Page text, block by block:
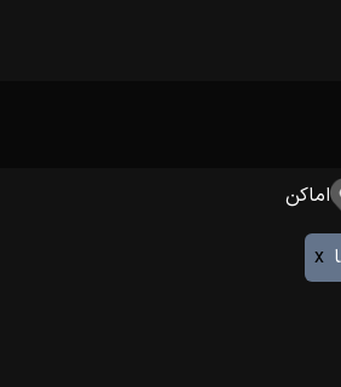
اماکن
x